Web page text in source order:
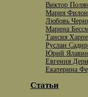
Виктор
Мария
Любовь
Марина
Таисия
Руслан
Юрий Ялавин
Евгения
Екатерина
Статьи